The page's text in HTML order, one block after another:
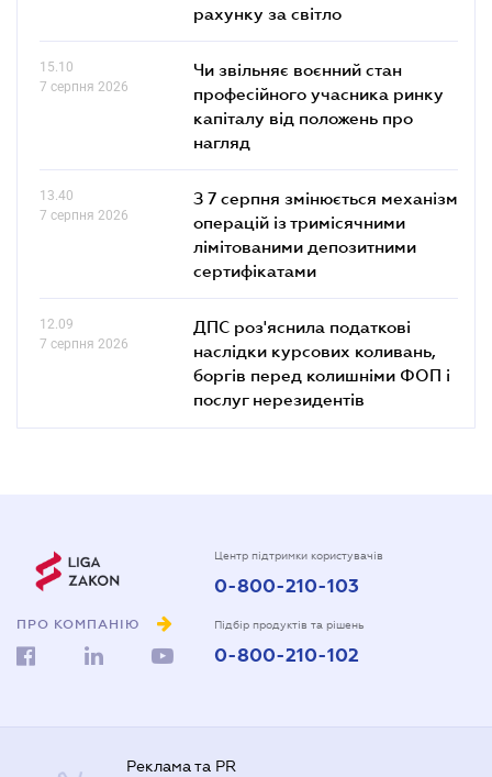
рахунку за світло
15.10
7 серпня 2026
Чи звільняє воєнний стан
професійного учасника ринку
капіталу від положень про
нагляд
13.40
7 серпня 2026
З 7 серпня змінюється механізм
операцій із тримісячними
лімітованими депозитними
сертифікатами
12.09
7 серпня 2026
ДПС роз'яснила податкові
наслідки курсових коливань,
боргів перед колишніми ФОП і
послуг нерезидентів
ПРО КОМПАНІЮ
Центр підтримки користувачів
0-800-210-103
Підбір продуктів та рішень
0-800-210-102
Реклама та PR